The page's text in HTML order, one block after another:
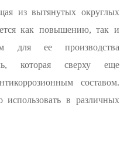
из вытянутых округлых
как повышению, так и
для ее производства
которая сверху еще
составом.
в различных